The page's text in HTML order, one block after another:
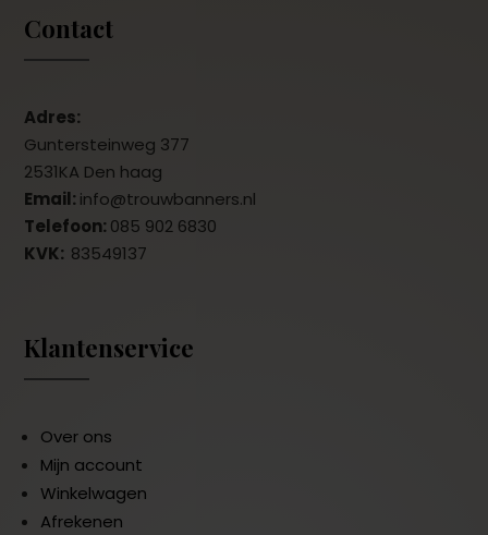
Contact
Adres:
Guntersteinweg 377
2531KA Den haag
Email: info@trouwbanners.nl
Telefoon: 085 902 6830
KVK: 83549137
Klantenservice
Over ons
Mijn account
Winkelwagen
Afrekenen